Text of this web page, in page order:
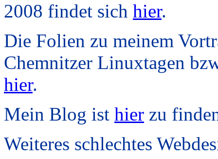
2008 findet sich hier.
Die Folien zu meinem
Chemnitzer Linuxtagen
hier.
Mein Blog ist hier zu
Weiteres schlechtes